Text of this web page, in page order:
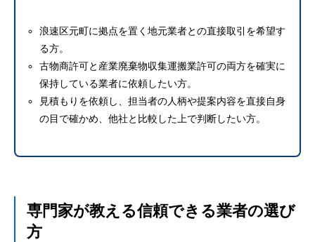
浪速区元町に拠点を置く地元業者との直接取引を希望す
る方。
古物商許可と産業廃棄物収集運搬業許可の両方を確実に
保持している業者に依頼したい方。
見積もりを依頼し、担当者の人柄や提案内容を直接自身
の目で確かめ、他社と比較した上で判断したい方。
専門家が教える信頼できる業者の選び
方